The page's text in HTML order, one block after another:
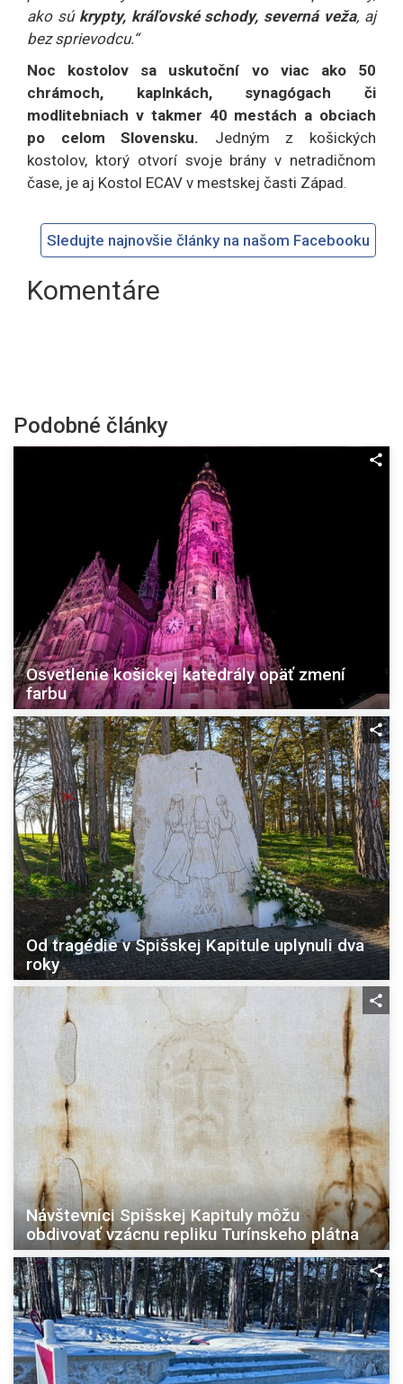
ako sú krypty, kráľovské schody, severná veža, aj
bez sprievodcu.“
Noc kostolov sa uskutoční vo viac ako 50
chrámoch, kaplnkách, synagógach či
modlitebniach v takmer 40 mestách a obciach
po celom Slovensku. Jedným z košických
kostolov, ktorý otvorí svoje brány v netradičnom
čase, je aj Kostol ECAV v mestskej časti Západ.
Sledujte najnovšie články na našom Facebooku
Komentáre
Podobné články
Osvetlenie košickej katedrály opäť zmení
farbu
Od tragédie v Spišskej Kapitule uplynuli dva
roky
Návštevníci Spišskej Kapituly môžu
obdivovať vzácnu repliku Turínskeho plátna